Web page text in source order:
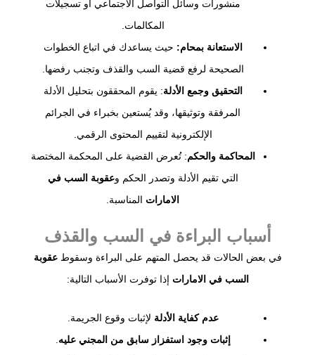
منشورات وسائل التواصل الاجتماعي أو تسجيلات
المكالمات.
الاستعانة بمحام: حيث يساعدك في اتباع الخطوات
الصحيحة لرفع قضية السب والقذف وتجنب رفضها.
التحقيق وجمع الأدلة: يقوم المحققون بتحليل الأدلة
المرفقة وتوثيقها، وقد يُستعين بخبراء في الجرائم
الإلكترونية لتقييم المحتوى الرقمي.
المحاكمة والحكم: تُعرض القضية على المحكمة المختصة
التي تقيم الأدلة وتصدر الحكم وعقوبة السب في
الامارات المناسبة.
أسباب البراءة في السب والقذف
في بعض الحالات قد يحصل المتهم على البراءة وسقوطعقوبة
السب في الامارات إذا توفرت الأسباب التالية:
عدم كفاية الأدلة لإثبات وقوع الجريمة.
إثبات وجود استفزاز سابق من المجني عليه.